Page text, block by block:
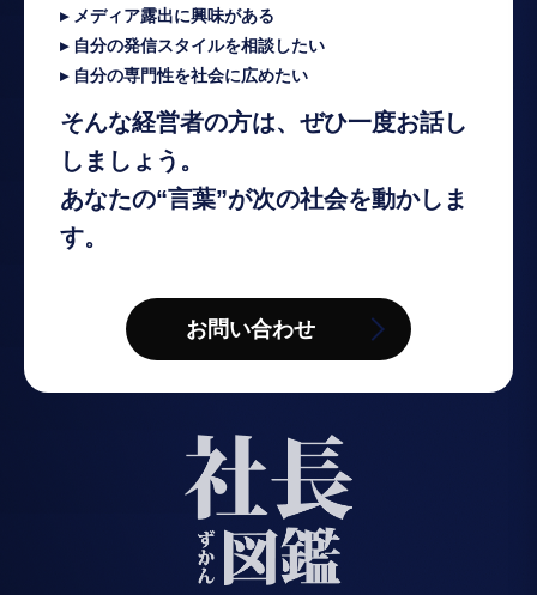
▸ メディア露出に興味がある
▸ 自分の発信スタイルを相談したい
▸ 自分の専門性を社会に広めたい
そんな経営者の方は、ぜひ一度お話し
しましょう。
あなたの“言葉”が次の社会を動かしま
す。
お問い合わせ